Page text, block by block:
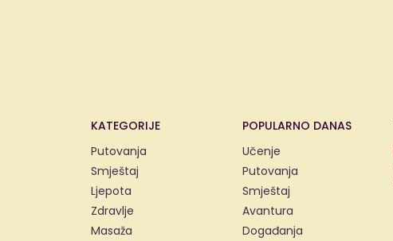
KATEGORIJE
Putovanja
Smještaj
Ljepota
Zdravlje
Masaža
POPULARNO DANAS
Učenje
Putovanja
Smještaj
Avantura
Događanja